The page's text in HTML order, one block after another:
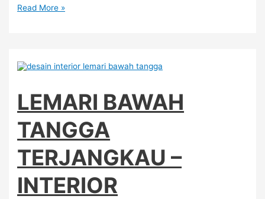
Read More »
LEMARI BAWAH
TANGGA
TERJANGKAU –
INTERIOR